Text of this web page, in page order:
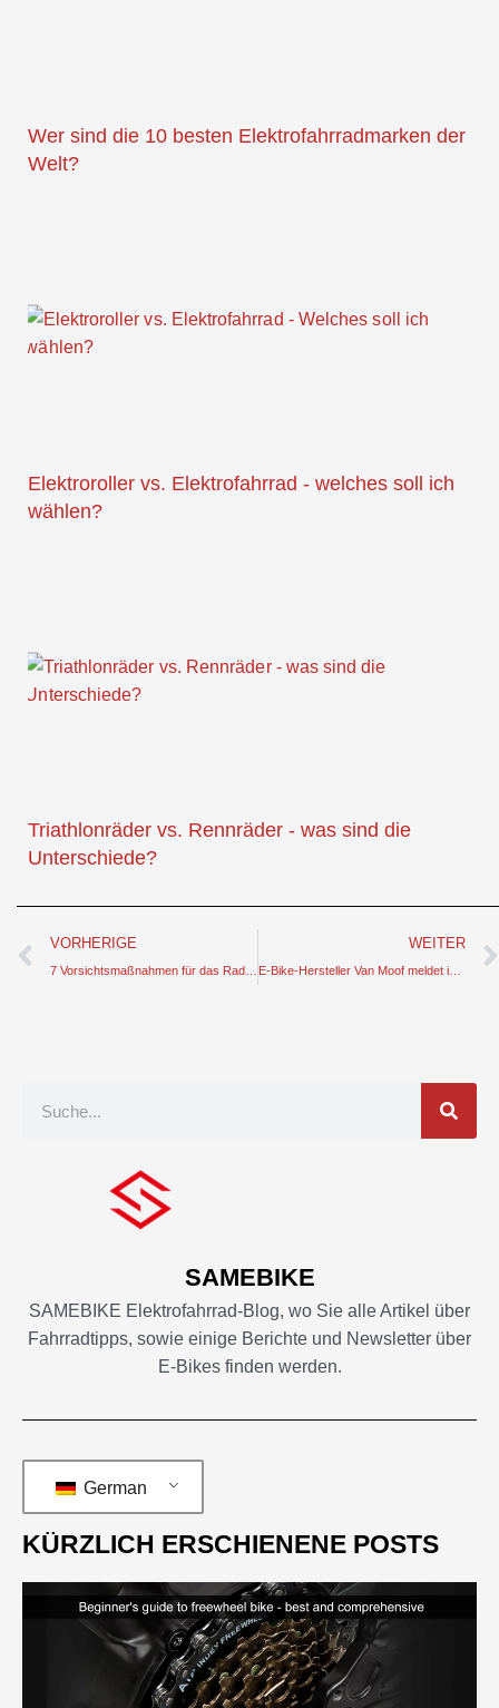
Wer sind die 10 besten Elektrofahrradmarken der
Welt?
Elektroroller vs. Elektrofahrrad - welches soll ich
wählen?
Triathlonräder vs. Rennräder - was sind die
Unterschiede?
Prev
VORHERIGE WEITER
SAMEBIKE
SAMEBIKE Elektrofahrrad-Blog, wo Sie alle Artikel über
Fahrradtipps, sowie einige Berichte und Newsletter über
E-Bikes finden werden.
German
KÜRZLICH ERSCHIENENE POSTS